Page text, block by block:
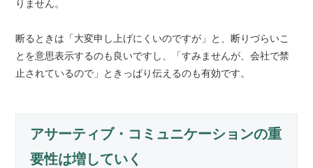
りません。
断るときは「大変申し上げにくいのですが」と、断りづらいこ
とを意思表示するのも良いですし、「すみませんが、会社で禁
止されているので」ときっぱり伝えるのも有効です。
アサーティブ・コミュニケーションの重
要性は増していく